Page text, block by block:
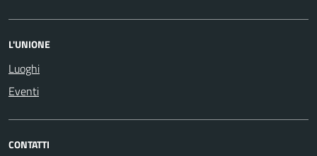
L'UNIONE
Luoghi
Eventi
CONTATTI